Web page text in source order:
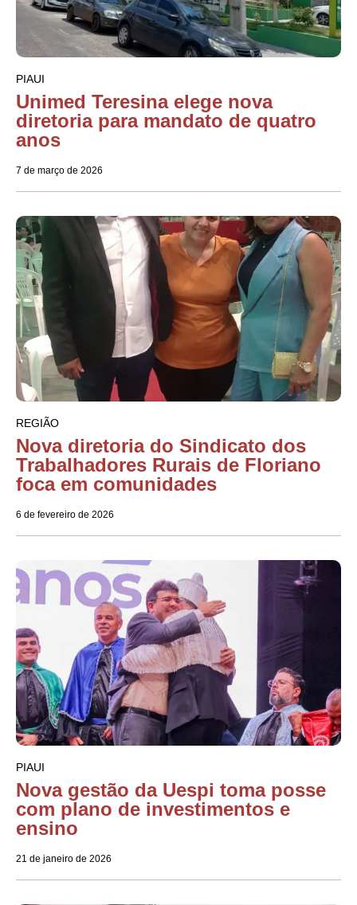
PIAUI
Unimed Teresina elege nova
diretoria para mandato de quatro
anos
7 de março de 2026
REGIÃO
Nova diretoria do Sindicato dos
Trabalhadores Rurais de Floriano
foca em comunidades
6 de fevereiro de 2026
PIAUI
Nova gestão da Uespi toma posse
com plano de investimentos e
ensino
21 de janeiro de 2026